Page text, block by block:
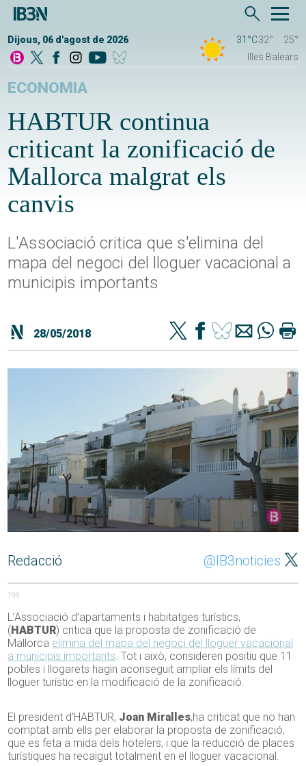
Dijous, 06 d'agost de 2026 31°C32°
25°
Illes Balears
ECONOMIA
HABTUR continua
criticant la zonificació de
Mallorca malgrat els
canvis
L'Associació critica que s'elimina del
mapa del negoci del lloguer vacacional a
municipis importants
28/05/2018
Redacció @IB3noticies
199
L’Associació d’apartaments i habitatges turístics,
( HABTUR) critica que la proposta de zonificació de
Mallorca elimina del mapa del negoci del lloguer vacacional
a municipis importants. Tot i això, consideren positiu que 11
pobles i llogarets hagin aconseguit ampliar els límits del
lloguer turístic en la modificació de la zonificació.
El president d’HABTUR, Joan Miralles,ha criticat que no han
comptat amb ells per elaborar la proposta de zonificació,
que es feta a mida dels hotelers, i que la reducció de places
turístiques ha recaigut totalment en el lloguer vacacional.